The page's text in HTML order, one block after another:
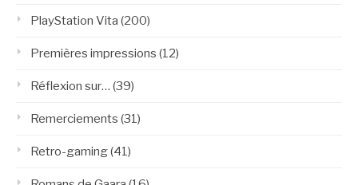
PlayStation Vita (200)
Premières impressions (12)
Réflexion sur… (39)
Remerciements (31)
Retro-gaming(41)